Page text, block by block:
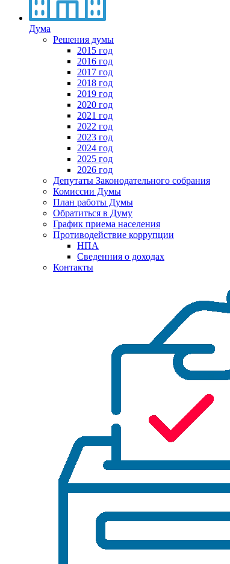
Дума
Решения думы
2015 год
2016 год
2017 год
2018 год
2019 год
2020 год
2021 год
2022 год
2023 год
2024 год
2025 год
2026 год
Депутаты Законодательного собрания
Комиссии Думы
План работы Думы
Обратиться в Думу
График приема населения
Противодействие коррупции
НПА
Сведенния о доходах
Контакты